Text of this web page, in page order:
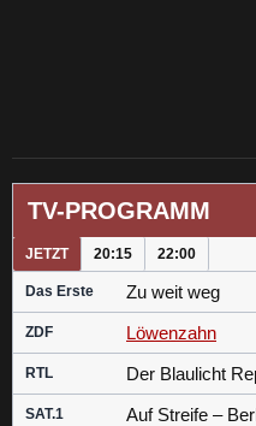
TV-PROGRAMM
JETZT 20:15 22:00
Das Erste Zu weit weg
ZDF Löwenzahn
RTL Der Blaulicht
SAT.1 Auf Streife –